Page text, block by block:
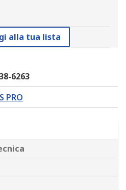
alla tua lista
6263
PRO